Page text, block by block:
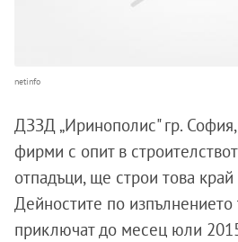
netinfo
ДЗЗД „Иринополис" гр.
фирми с опит в
отпадъци, ще строи това край
Дейностите по изпълнението
приключат до месец юли